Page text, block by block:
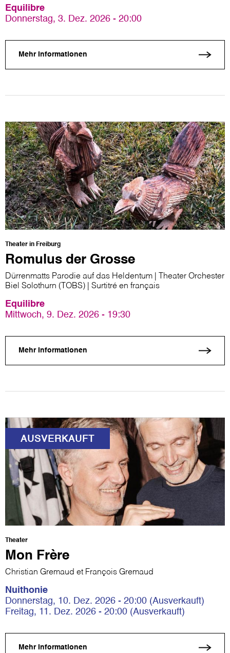
Equilibre
Donnerstag, 3. Dez. 2026 - 20:00
Mehr Informationen
Theater in Freiburg
Romulus der Grosse
Dürrenmatts Parodie auf das Heldentum | Theater Orchester
Biel Solothurn (TOBS) | Surtitré en français
Equilibre
Mittwoch, 9. Dez. 2026 - 19:30
Mehr Informationen
AUSVERKAUFT
Theater
Mon Frère
Christian Gremaud et François Gremaud
Nuithonie
Donnerstag, 10. Dez. 2026 - 20:00 (Ausverkauft)
Freitag, 11. Dez. 2026 - 20:00 (Ausverkauft)
Mehr Informationen